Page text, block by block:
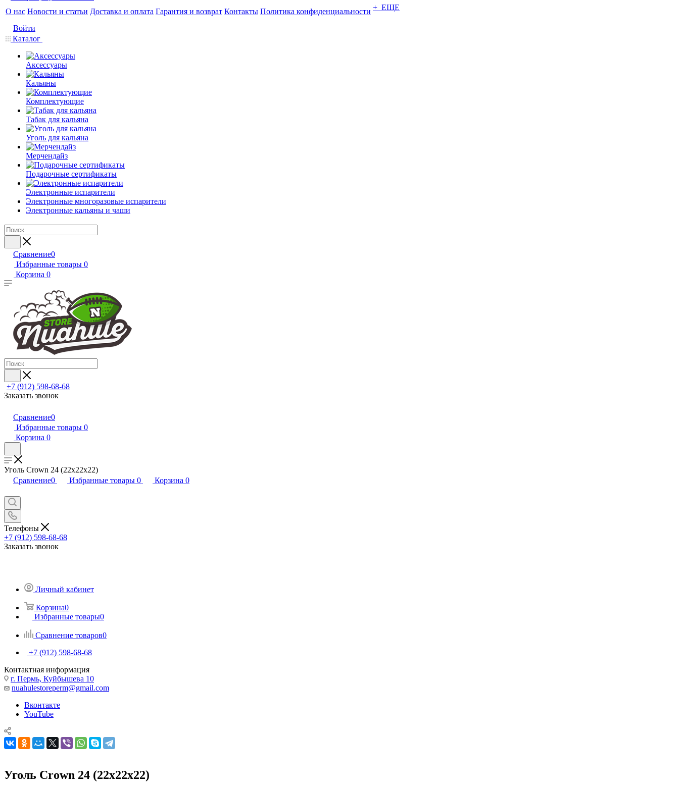
О нас Новости и статьи Доставка и оплата Гарантия и возврат Контакты Политика конфиденциальности + ЕЩЕ
Войти
Каталог
Аксессуары
Кальяны
Комплектующие
Табак для кальяна
Уголь для кальяна
Мерчендайз
Подарочные сертификаты
Электронные испарители
Электронные многоразовые испарители
Электронные кальяны и чаши
Сравнение0
Избранные товары 0
Корзина 0
+7 (912) 598-68-68
Заказать звонок
Сравнение0
Избранные товары 0
Корзина 0
Уголь Crown 24 (22х22х22)
Сравнение0 Избранные товары 0 Корзина 0
Телефоны
+7 (912) 598-68-68
Заказать звонок
Личный кабинет
Корзина0
Избранные товары0
Сравнение товаров0
+7 (912) 598-68-68
Контактная информация
г. Пермь, Куйбышева 10
nuahulestoreperm@gmail.com
Вконтакте
YouTube
Уголь Crown 24 (22х22х22)